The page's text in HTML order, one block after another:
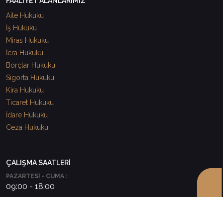
Aile Hukuku
İş Hukuku
Miras Hukuku
İcra Hukuku
Borçlar Hukuku
Sigorta Hukuku
Kira Hukuku
Ticaret Hukuku
İdare Hukuku
Ceza Hukuku
ÇALIŞMA SAATLERİ
PAZARTESİ - CUMA :
09:00 - 18:00